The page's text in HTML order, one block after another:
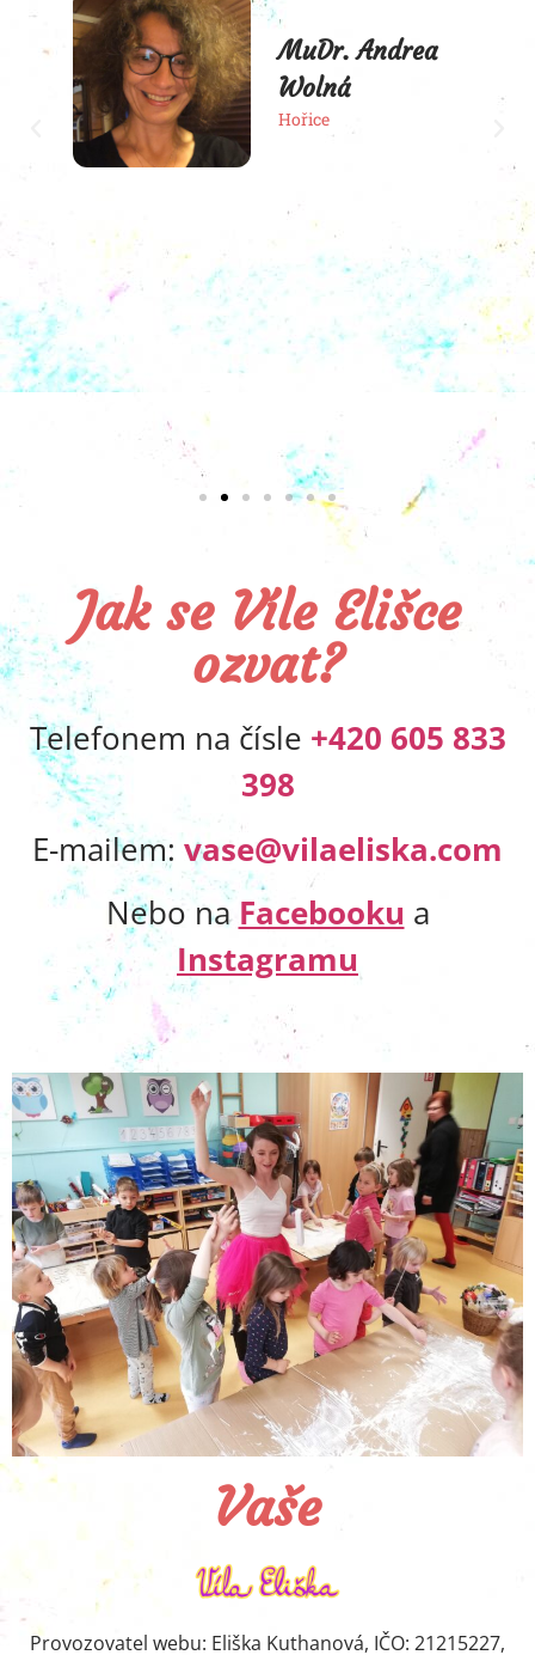
MuDr. Andrea
Wolná
Hořice
Jak se Víle Elišce
ozvat?
Telefonem na čísle +420 605 833
398
E-mailem: vase@vilaeliska.com
Nebo na Facebooku a
Instagramu
Vaše
Provozovatel webu: Eliška Kuthanová, IČO: 21215227,